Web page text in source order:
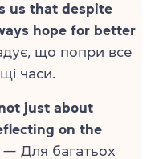
us that despite
hope for better
що попри все
часи.
just about
on the
— Для багатьох